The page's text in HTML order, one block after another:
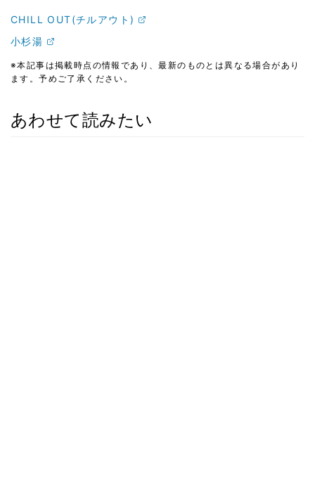
CHILL OUT(チルアウト)
小杉湯
※本記事は掲載時点の情報であり、最新のものとは異なる場合があり
ます。予めご了承ください。
あわせて読みたい